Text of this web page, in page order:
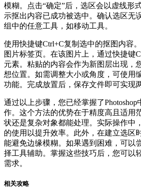
模糊。点击“确定”后，选区会以虚线形
示抠出内容已成功被选中。确认选区无
组中的任意工具，如移动工具。
使用快捷键Ctrl+C复制选中的抠图内容
图片标签页。在该图片上，通过快捷键
元素。粘贴的内容会作为新图层出现，
想位置。如需调整大小或角度，可使用
功能。完成放置后，保存文件即可实现
通过以上步骤，您已经掌握了
作。这个方法的优势在于精度高且适用
状还是复杂对象都能处理。实际操作中
的使用以提升效率。此外，在建立选区
能避免边缘模糊。如果遇到困难，可以
择工具辅助。掌握这些技巧后，您可以
需求。
相关攻略